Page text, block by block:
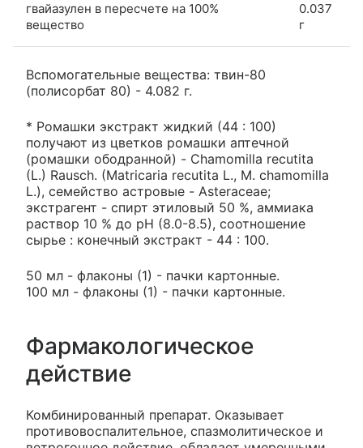
гвайазулен в пересчете на 100%
вещество
0.037
г
Вспомогательные вещества: твин-80
(полисорбат 80) - 4.082 г.
* Ромашки экстракт жидкий (44 : 100)
получают из цветков ромашки аптечной
(ромашки ободранной) - Chamomilla recutita
(L.) Rausch. (Matricaria recutita L., M. chamomilla
L.), семейство астровые - Asteraceae;
экстрагент - спирт этиловый 50 %, аммиака
раствор 10 % до pH (8.0-8.5), соотношение
сырье : конечный экстракт - 44 : 100.
50 мл - флаконы (1) - пачки картонные.
100 мл - флаконы (1) - пачки картонные.
Фармакологическое
действие
Комбинированный препарат. Оказывает
противовоспалительное, спазмолитическое и